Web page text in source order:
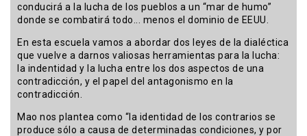
conducirá a la lucha de los pueblos a un “mar de humo”
donde se combatirá todo... menos el dominio de EEUU.
En esta escuela vamos a abordar dos leyes de la dialéctica
que vuelve a darnos valiosas herramientas para la lucha:
la indentidad y la lucha entre los dos aspectos de una
contradicción, y el papel del antagonismo en la
contradicción.
Mao nos plantea como “la identidad de los contrarios se
produce sólo a causa de determinadas condiciones, y por